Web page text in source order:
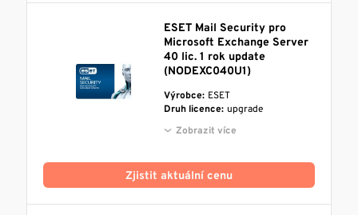
ESET Mail Security pro
Microsoft Exchange Server
40 lic. 1 rok update
(NODEXC040U1)
Výrobce: ESET
Druh licence: upgrade
Zobrazit více
Zjistit aktuální cenu